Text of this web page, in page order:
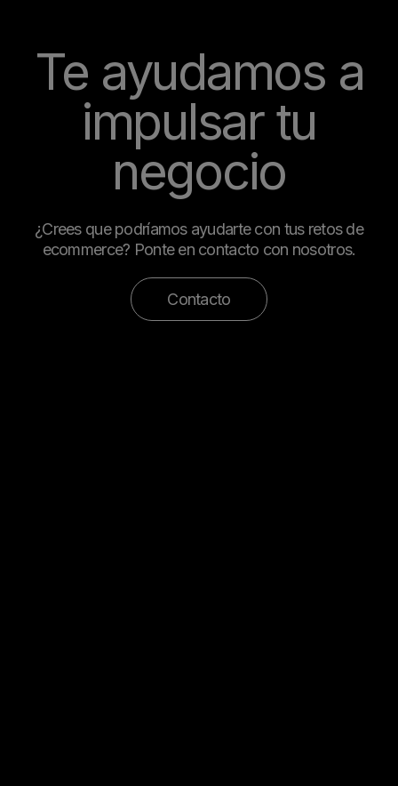
Te ayudamos a
impulsar tu
negocio
¿Crees que podríamos ayudarte con tus retos de
ecommerce? Ponte en contacto con nosotros.
Contacto